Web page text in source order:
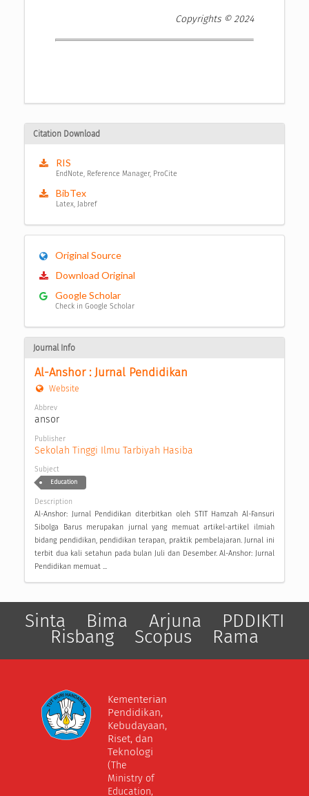
Copyrights © 2024
Citation Download
RIS
EndNote, Reference Manager, ProCite
BibTex
Latex, Jabref
Original Source
Download Original
Google Scholar
Check in Google Scholar
Journal Info
Al-Anshor : Jurnal Pendidikan
Website
Abbrev
ansor
Publisher
Sekolah Tinggi Ilmu Tarbiyah Hasiba
Subject
Education
Description
Al-Anshor: Jurnal Pendidikan diterbitkan oleh STIT Hamzah Al-Fansuri
Sibolga Barus merupakan jurnal yang memuat artikel-artikel ilmiah
bidang pendidikan, pendidikan terapan, praktik pembelajaran. Jurnal ini
terbit dua kali setahun pada bulan Juli dan Desember. Al-Anshor: Jurnal
Pendidikan memuat ...
Sinta Bima Arjuna PDDIKTI
Risbang Scopus Rama
Kementerian
Pendidikan,
Kebudayaan,
Riset, dan
Teknologi
(The
Ministry of
Education,